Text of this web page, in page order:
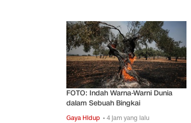
FOTO: Indah Warna-Warni Dunia
dalam Sebuah Bingkai
Gaya Hidup • 4 jam yang lalu